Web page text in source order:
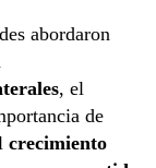
abordaron
, el
de
crecimiento